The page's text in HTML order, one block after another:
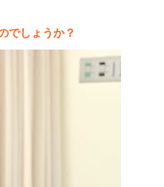
でしょうか？